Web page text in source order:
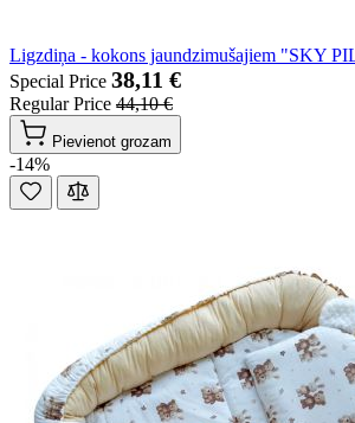
Ligzdiņa - kokons jaundzimušajiem "SKY
Special Price 38,11 €
Regular Price 44,10 €
Pievienot grozam
-14%